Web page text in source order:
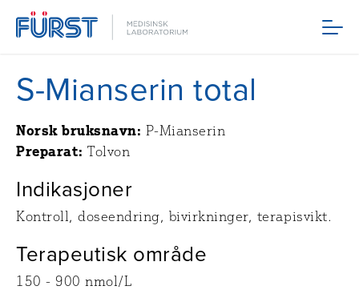
Meny
S-Mianserin total
Norsk bruksnavn: P-Mianserin
Preparat: Tolvon
Indikasjoner
Kontroll, doseendring, bivirkninger, terapisvikt.
Terapeutisk område
150 - 900 nmol/L